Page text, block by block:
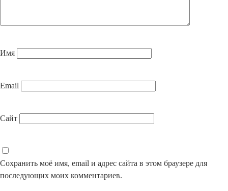
Имя
Email
Сайт
Сохранить моё имя, email и адрес сайта в этом браузере для
последующих моих комментариев.